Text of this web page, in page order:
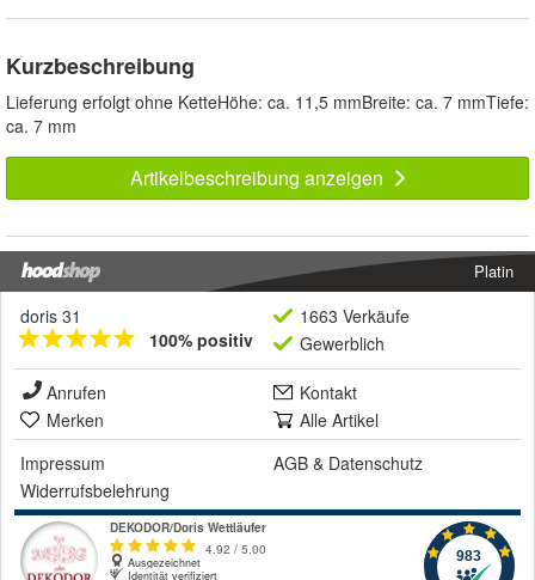
Kurzbeschreibung
Lieferung erfolgt ohne KetteHöhe: ca. 11,5 mmBreite: ca. 7 mmTiefe:
ca. 7 mm
Artikelbeschreibung anzeigen
Platin
doris 31
100% positiv
1663 Verkäufe
Gewerblich
Anrufen
Kontakt
Merken
Alle Artikel
Impressum
AGB & Datenschutz
Widerrufsbelehrung